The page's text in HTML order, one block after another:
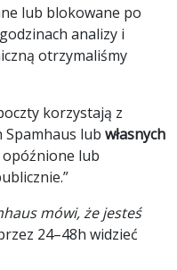
lub blokowane po
analizy i
otrzymaliśmy
korzystają z
Spamhaus lub własnych
lub
mówi, że jesteś
24–48h widzieć